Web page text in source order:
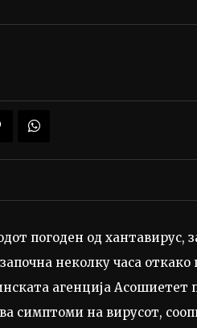
погоден од хантавирус,
неколку часа откако
агенција Асошиетет
симптоми на вирусот,